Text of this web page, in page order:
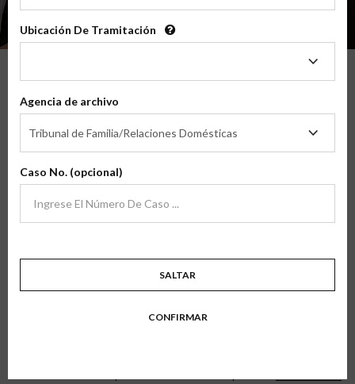
página web OnlineParentingPrograms.com
son padres que se están preparando a aprender
o ya están aprendiendo a compartir la crianza
de los hijos con la ex-pareja.
Más de 280,000 padres han tomado nuestras clases de crianza compartida.
Qué mejor que aprender de la experiencia de los padres que ya han terminado
permitieron crear secciones adicionales que se centran en la información que
Tramitación
Ubicación De Tramitación
Tramitación
Agencia de archivo
Tribunal de Familia/Relaciones Domésticas
de
archivo
Caso No. (opcional)
SALTAR
CONFIRMAR